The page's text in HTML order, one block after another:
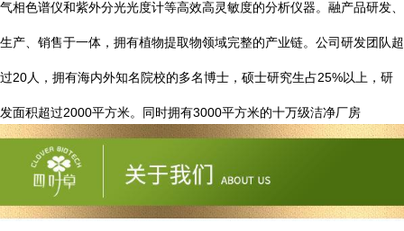
气相色谱仪和紫外分光光度计等高效高灵敏度的分析仪器。融产品研发、
生产、销售于一体，拥有植物提取物领域完整的产业链。公司研发团队超
过20人，拥有海内外知名院校的多名博士，硕士研究生占25%以上，研
发面积超过2000平方米。同时拥有3000平方米的十万级洁净厂房